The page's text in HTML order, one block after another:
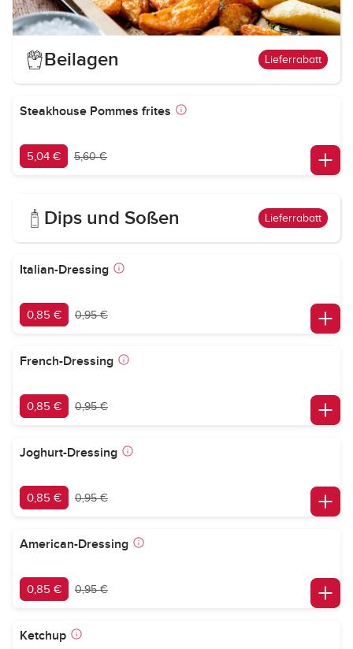
Beilagen Lieferrabatt
Steakhouse Pommes frites
5,04 € 5,60 €
Dips und Soßen Lieferrabatt
Italian-Dressing
0,85 € 0,95 €
French-Dressing
0,85 € 0,95 €
Joghurt-Dressing
0,85 € 0,95 €
American-Dressing
0,85 € 0,95 €
Ketchup